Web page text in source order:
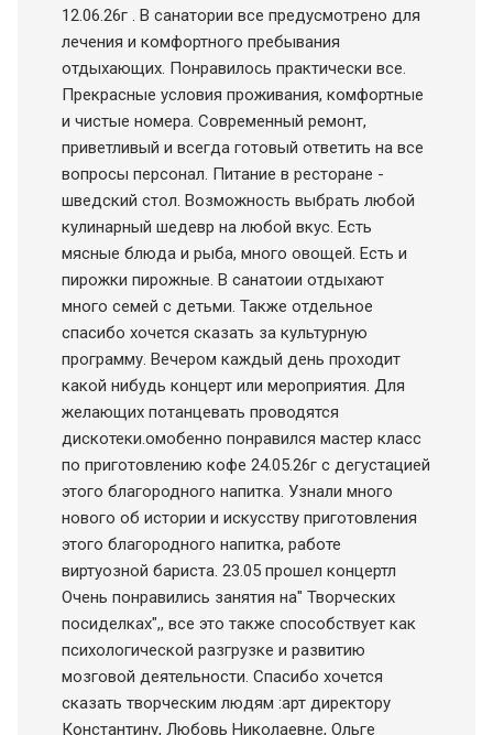
12.06.26г . В санатории все предусмотрено для
лечения и комфортного пребывания
отдыхающих. Понравилось практически все.
Прекрасные условия проживания, комфортные
и чистые номера. Современный ремонт,
приветливый и всегда готовый ответить на все
вопросы персонал. Питание в ресторане -
шведский стол. Возможность выбрать любой
кулинарный шедевр на любой вкус. Есть
мясные блюда и рыба, много овощей. Есть и
пирожки пирожные. В санатоии отдыхают
много семей с детьми. Также отдельное
спасибо хочется сказать за культурную
программу. Вечером каждый день проходит
какой нибудь концерт или мероприятия. Для
желающих потанцевать проводятся
дискотеки.омобенно понравился мастер класс
по приготовлению кофе 24.05.26г с дегустацией
этого благородного напитка. Узнали много
нового об истории и искусству приготовления
этого благородного напитка, работе
виртуозной бариста. 23.05 прошел концертл
Очень понравились занятия на" Творческих
посиделках",, все это также способствует как
психологической разгрузке и развитию
мозговой деятельности. Спасибо хочется
сказать творческим людям :арт директору
Константину, Любовь Николаевне, Ольге